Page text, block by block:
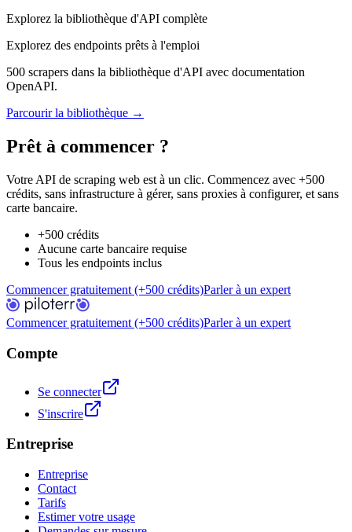
Explorez la bibliothèque d'API complète
Explorez des endpoints prêts à l'emploi
500 scrapers dans la bibliothèque d'API avec documentation
OpenAPI.
Parcourir la bibliothèque →
Prêt à commencer ?
Votre API de scraping web est à un clic. Commencez avec +500
crédits, sans infrastructure à gérer, sans proxies à configurer, et sans
carte bancaire.
+500 crédits
Aucune carte bancaire requise
Tous les endpoints inclus
Commencer gratuitement (+500 crédits)Parler à un expert
Commencer gratuitement (+500 crédits)Parler à un expert
Compte
Se connecter
S'inscrire
Entreprise
Entreprise
Contact
Tarifs
Estimer votre usage